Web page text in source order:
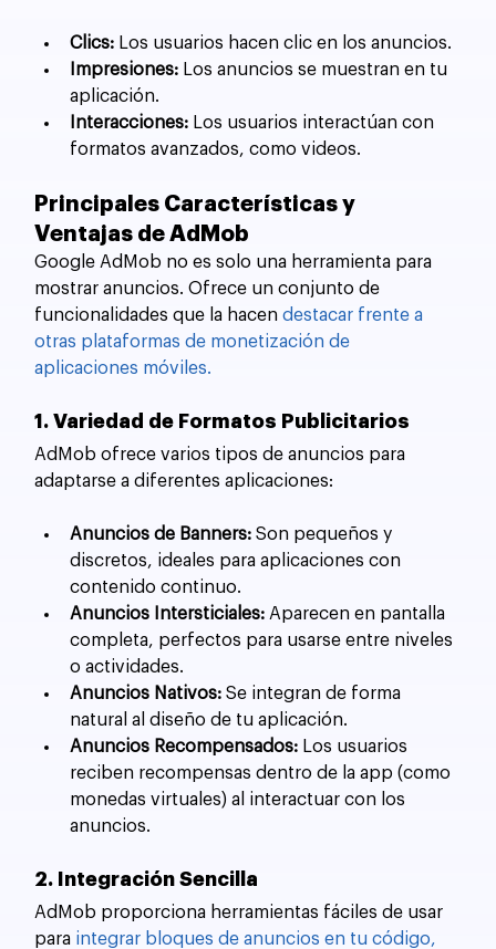
Clics: Los usuarios hacen clic en los anuncios.
Impresiones: Los anuncios se muestran en tu
aplicación.
Interacciones: Los usuarios interactúan con
formatos avanzados, como videos.
Principales Características y
Ventajas de AdMob
Google AdMob no es solo una herramienta para
mostrar anuncios. Ofrece un conjunto de
funcionalidades que la hacen destacar frente a
otras plataformas de monetización de
aplicaciones móviles.
1. Variedad de Formatos Publicitarios
AdMob ofrece varios tipos de anuncios para
adaptarse a diferentes aplicaciones:
Anuncios de Banners: Son pequeños y
discretos, ideales para aplicaciones con
contenido continuo.
Anuncios Intersticiales: Aparecen en pantalla
completa, perfectos para usarse entre niveles
o actividades.
Anuncios Nativos: Se integran de forma
natural al diseño de tu aplicación.
Anuncios Recompensados: Los usuarios
reciben recompensas dentro de la app (como
monedas virtuales) al interactuar con los
anuncios.
2. Integración Sencilla
AdMob proporciona herramientas fáciles de usar
para integrar bloques de anuncios en tu código,